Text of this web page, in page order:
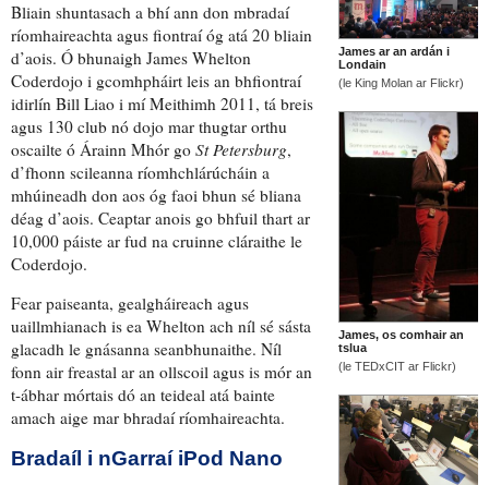
James ar an ardán i
Londain
(le King Molan ar Flickr)
James, os comhair an
tslua
(le TEDxCIT ar Flickr)
Bliain shuntasach a bhí ann don mbradaí
ríomhaireachta agus fiontraí óg atá 20 bliain
d’aois. Ó bhunaigh James Whelton
Coderdojo i gcomhpháirt leis an bhfiontraí
idirlín Bill Liao i mí Meithimh 2011, tá breis
agus 130 club nó dojo mar thugtar orthu
oscailte ó Árainn Mhór go St Petersburg,
d’fhonn scileanna ríomhchlárúcháin a
mhúineadh don aos óg faoi bhun sé bliana
déag d’aois. Ceaptar anois go bhfuil thart ar
10,000 páiste ar fud na cruinne cláraithe le
Coderdojo.
Fear paiseanta, gealgháireach agus
uaillmhianach is ea Whelton ach níl sé sásta
glacadh le gnásanna seanbhunaithe. Níl
fonn air freastal ar an ollscoil agus is mór an
t-ábhar mórtais dó an teideal atá bainte
amach aige mar bhradaí ríomhaireachta.
Bradaíl i nGarraí iPod Nano